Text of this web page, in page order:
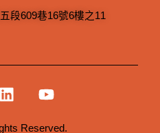
段609巷16號6樓之11
L
i
Y
o
Reserved.